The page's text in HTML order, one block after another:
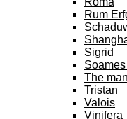
Rum
Sigrid
The
Tristan
Valois
Vinifera